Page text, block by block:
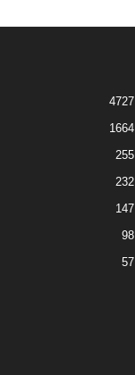
4727
1664
255
232
147
98
57